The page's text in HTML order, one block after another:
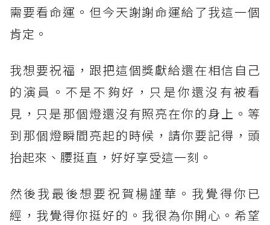
需要看命運。但今天謝謝命運給了我這一個
肯定。
我想要祝福，跟把這個獎獻給還在相信自己
的演員。不是不夠好，只是你還沒有被看
見，只是那個燈還沒有照亮在你的身上。等
到那個燈瞬間亮起的時候，請你要記得，頭
抬起來、腰挺直，好好享受這一刻。
然後我最後想要祝賀楊謹華。我覺得你已
經，我覺得你挺好的。我很為你開心。希望